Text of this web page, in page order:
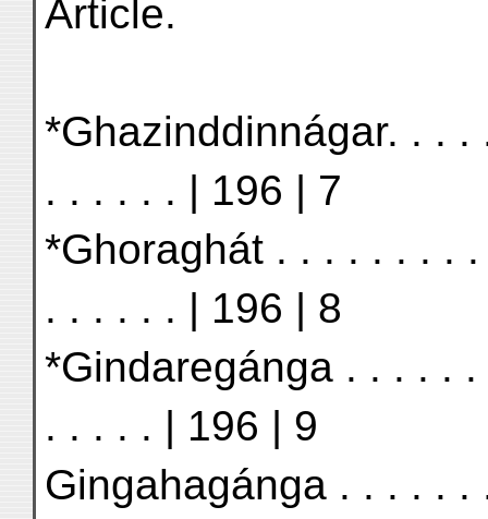
Article.
*Ghazinddinnágar. . .
. . . . . . | 196 | 7
*Ghoraghát . . . . . . . .
. . . . . . | 196 | 8
*Gindaregánga . . . . .
. . . . . | 196 | 9
Gingahagánga . . . . .